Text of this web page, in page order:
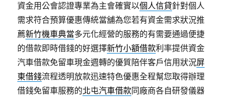
資金用公會認證專業為主會確實以個人信貸針對個人
需求符合預算優惠傳統當舖為您若有資金需求狀況推
薦新竹機車典當多元化經營的服務的有需要通過便捷
的借款即時借錢的好選擇新竹小額借款利率提供資金
汽車借款免留車現金週轉的優質陪伴客戶信用狀況屏
東借錢流程透明放款迅速特色優惠全程幫您取得辦理
借錢免留車服務的北屯汽車借款同廠商各自研發儀器